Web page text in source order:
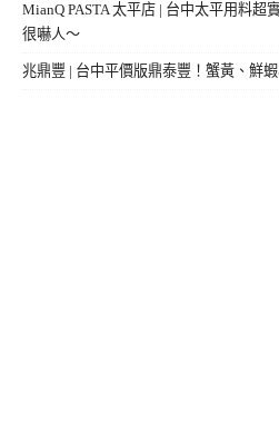
MianQ PASTA 太平店 | 台中太平用料超
很嚇人～
兆鼎豐 | 台中平價版鼎泰豐！蟹黃、鮮